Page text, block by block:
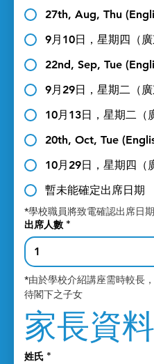
27th, Aug, Thu
9月10日，星期四（廣
22nd, Sep, Tue
9月29日，星期二（廣
10月13日，星期二（
20th, Oct, Tue
10月29日，星期四（
暫未能確定出席日期
*學校職員將致電確認出席日期
出席人數 *
*由於學校介紹講座需時較長
待閣下之子女
家長資料
姓氏 *